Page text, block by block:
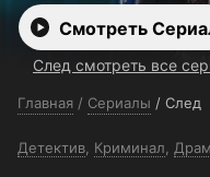
Смотреть
След смотреть все
Главная / Сериалы / След
Детектив Криминал